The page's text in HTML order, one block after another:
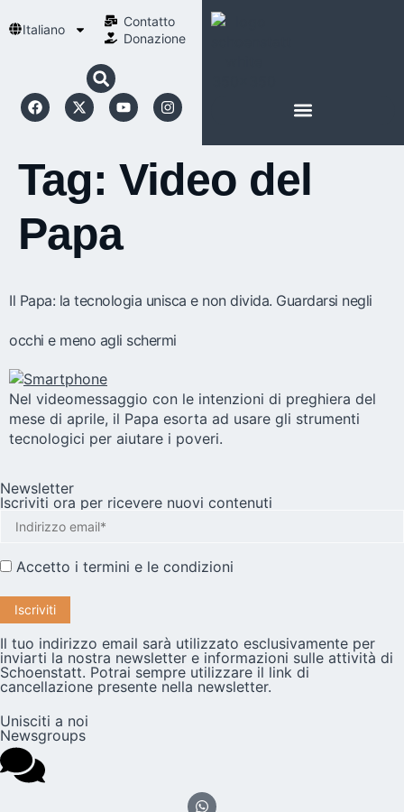
Italiano
Contatto
Donazione
Tag: Video del
Papa
Il Papa: la tecnologia unisca e non divida. Guardarsi negli
occhi e meno agli schermi
Nel videomessaggio con le intenzioni di preghiera del
mese di aprile, il Papa esorta ad usare gli strumenti
tecnologici per aiutare i poveri.
Newsletter
Iscriviti ora per ricevere nuovi contenuti
Accetto i termini e le condizioni
Il tuo indirizzo email sarà utilizzato esclusivamente per
inviarti la nostra newsletter e informazioni sulle attività di
Schoenstatt. Potrai sempre utilizzare il link di
cancellazione presente nella newsletter.
Unisciti a noi
Newsgroups